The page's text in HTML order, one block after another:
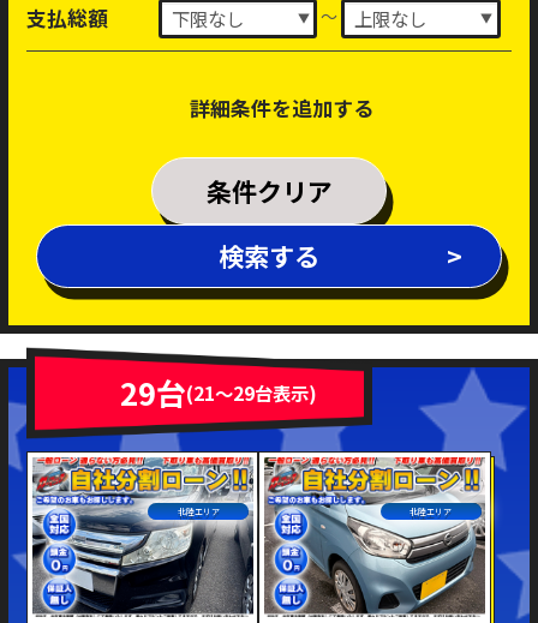
支払総額 ～
詳細条件を追加する
排気量
年式 ～
新着車両
条件クリア
検索する
29台(21～29台表示)
北陸エリア 北陸エリア